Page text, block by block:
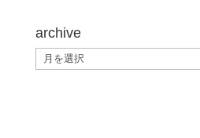
archive
archive